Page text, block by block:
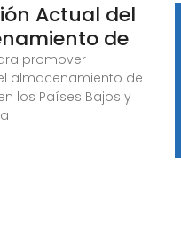
Actual del
de
promover
almacenamiento de
los Países Bajos y